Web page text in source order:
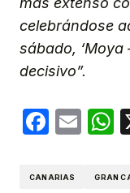
celebrándose
sábado, ‘Moya
decisivo”.
CANARIAS GRAN